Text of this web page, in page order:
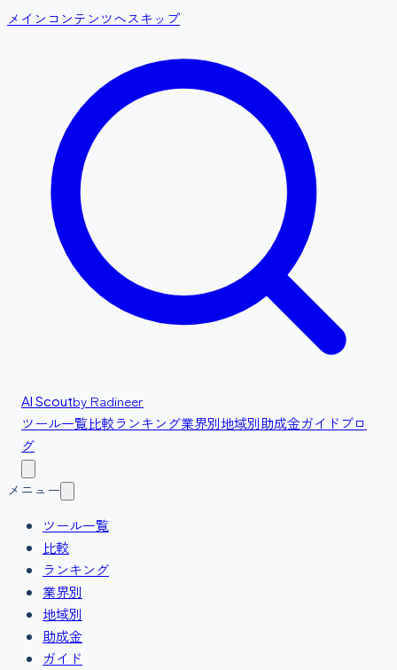
メインコンテンツへスキップ
AI Scoutby Radineer
ツール一覧比較ランキング業界別地域別助成金ガイドブロ
グ
メニュー
ツール一覧
比較
ランキング
業界別
地域別
助成金
ガイド